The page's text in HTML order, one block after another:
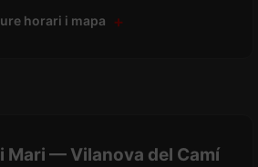
horari i mapa
Mari — Vilanova del Camí